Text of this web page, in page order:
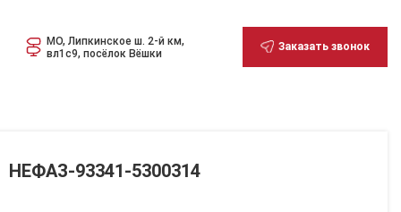
МО, Липкинское ш. 2-й км,
вл1с9, посёлок Вёшки
Заказать звонок
НЕФАЗ-93341-5300314